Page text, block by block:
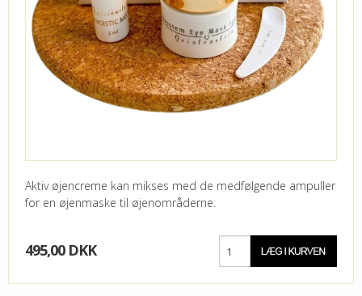
Aktiv øjencreme kan mikses med de medfølgende ampuller
for en øjenmaske til øjenområderne.
495,00 DKK